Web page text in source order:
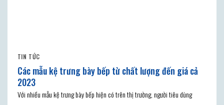
TIN TỨC
Các mẫu kệ trưng bày bếp từ chất lượng đến giá cả
2023
Với nhiều mẫu kệ trưng bày bếp hiện có trên thị trường, người tiêu dùng